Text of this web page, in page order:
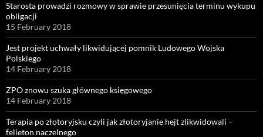
Starosta prowadzi rozmowy w sprawie przesunięcia terminu wykupu
obligacji
15 February 2018
Jest projekt uchwały likwidującej pomnik Ludowego Wojska
Polskiego
14 February 2018
ZPO znowu szuka głównego księgowego
14 February 2018
Terapia po złotoryjsku czyli jak złotoryjanie hejt zlikwidowali –
felieton naczelnego